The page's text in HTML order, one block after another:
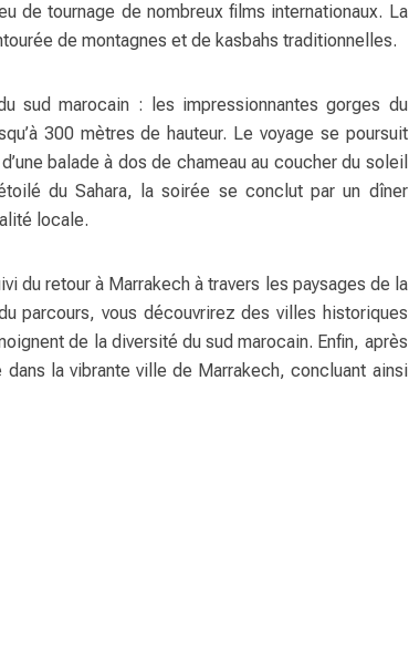
de tournage de nombreux films internationaux. La
de montagnes et de kasbahs traditionnelles.
sud marocain : les impressionnantes gorges du
300 mètres de hauteur. Le voyage se poursuit
balade à dos de chameau au coucher du soleil
du Sahara, la soirée se conclut par un dîner
locale.
du retour à Marrakech à travers les paysages de la
parcours, vous découvrirez des villes historiques
de la diversité du sud marocain. Enfin, après
la vibrante ville de Marrakech, concluant ainsi